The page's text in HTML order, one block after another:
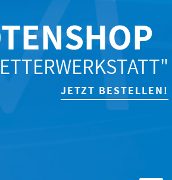
JETZT BESTELLEN!